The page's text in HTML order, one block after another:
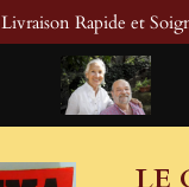
Livraison Rapide et